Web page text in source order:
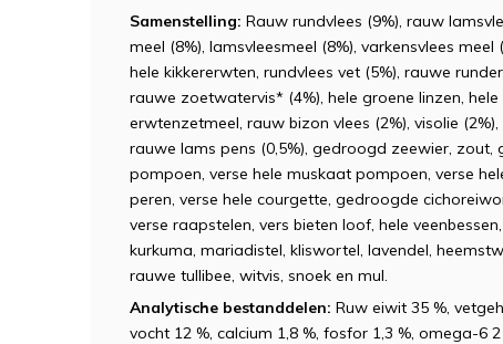
Samenstelling: Rauw rundvlees (9%), rauw
meel (8%), lamsvleesmeel (8%), varkensvlees
hele kikkererwten, rundvlees vet (5%), rauwe
rauwe zoetwatervis* (4%), hele groene linzen,
erwtenzetmeel, rauw bizon vlees (2%), visolie
rauwe lams pens (0,5%), gedroogd zeewier, zout,
pompoen, verse hele muskaat pompoen, verse
peren, verse hele courgette, gedroogde
verse raapstelen, vers bieten loof, hele
kurkuma, mariadistel, kliswortel, lavendel,
rauwe tullibee, witvis, snoek en mul.
Analytische bestanddelen: Ruw eiwit 35 %,
vocht 12 %, calcium 1,8 %, fosfor 1,3 %, omega-6